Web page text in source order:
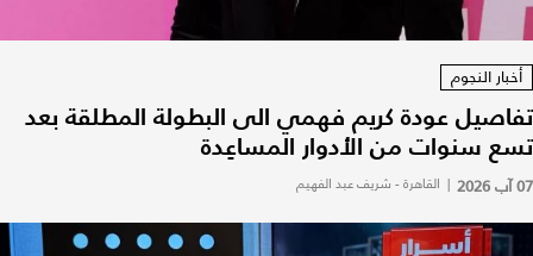
أخبار النجوم
تفاصيل عودة كريم فهمي الى البطولة المطلقة بعد
تسع سنوات من الأدوار المساعِدة
07 آب 2026 | القاهرة - شريف عبد الفهيم